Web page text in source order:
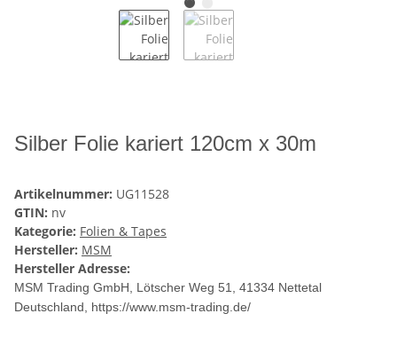
Silber Folie kariert 120cm x 30m
Artikelnummer: UG11528
GTIN: nv
Kategorie: Folien & Tapes
Hersteller: MSM
Hersteller Adresse:
MSM Trading GmbH, Lötscher Weg 51, 41334 Nettetal
Deutschland, https://www.msm-trading.de/